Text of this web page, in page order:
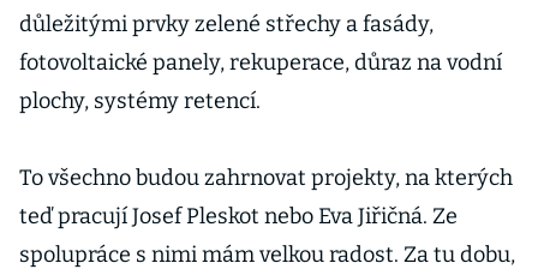
důležitými prvky zelené střechy a fasády,
fotovoltaické panely, rekuperace, důraz na vodní
plochy, systémy retencí.
To všechno budou zahrnovat projekty, na kterých
teď pracují Josef Pleskot nebo Eva Jiřičná. Ze
spolupráce s nimi mám velkou radost. Za tu dobu,